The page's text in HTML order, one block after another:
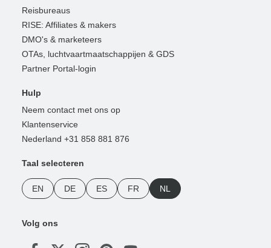
Reisbureaus
RISE: Affiliates & makers
DMO's & marketeers
OTAs, luchtvaartmaatschappijen & GDS
Partner Portal-login
Hulp
Neem contact met ons op
Klantenservice
Nederland +31 858 881 876
Taal selecteren
EN DE ES FR NL
Volg ons